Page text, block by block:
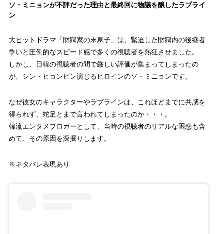
ソ・ミニョンが不評だった理由と最終回に物議を醸したラブライ
ン
大ヒットドラマ「財閥家の末息子」は、緊迫した財閥内の後継者
争いと圧倒的なスピード感で多くの視聴者を熱狂させました。
しかし、日韓の視聴者の間で厳しい評価が集まってしまったの
が、シン・ヒョンビン演じるヒロインのソ・ミニョンです。
なぜ彼女のキャラクターやラブラインは、これほどまでに共感を
得られず、蛇足とまで言われてしまったのか・・・。
韓流エンタメブロガーとして、当時の視聴者のリアルな困惑も含
めて、その原因を深掘りします。
※ネタバレ表現あり